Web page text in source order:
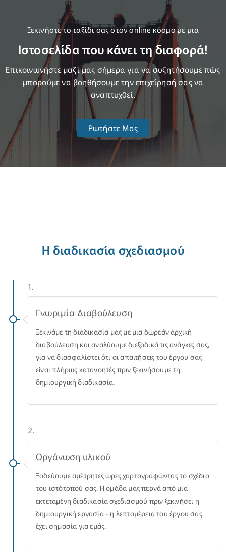
Ξεκινήστε το ταξίδι σας στον online κόσμο με μια
Ιστοσελίδα που κάνει τη διαφορά!
Επικοινωνήστε μαζί μας σήμερα για να συζητήσουμε πώς
μπορούμε να βοηθήσουμε την επιχείρησή σας να
αναπτυχθεί.
Ρωτήστε Μας
Η διαδικασία σχεδιασμού
1.
Γνωριμία Διαβούλευση
Ξεκινάμε τη διαδικασία μας με μια δωρεάν αρχική
διαβούλευση και αναλύουμε διεξοδικά τις ανάγκες σας,
για να διασφαλίστει ότι οι απαιτήσεις του έργου σας
είναι πλήρως κατανοητές πριν ξεκινήσουμε τη
δημιουργική διαδικασία.
2.
Οργάνωση υλικού
Ξοδεύουμε αμέτρητες ώρες χαρτογραφώντας το σχέδιο
του ιστότοπού σας. Η ομάδα μας περνά από μια
εκτεταμένη διαδικασία σχεδιασμού πριν ξεκινήσει η
δημιουργική εργασία - η λεπτομέρεια του έργου σας
έχει σημασία για εμάς.